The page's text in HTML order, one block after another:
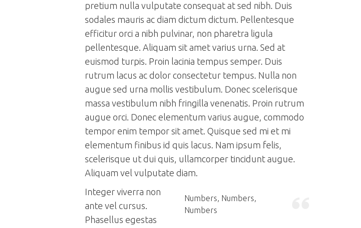
pretium nulla vulputate consequat at sed nibh. Duis
sodales mauris ac diam dictum dictum. Pellentesque
efficitur orci a nibh pulvinar, non pharetra ligula
pellentesque. Aliquam sit amet varius urna. Sed at
euismod turpis. Proin lacinia tempus semper. Duis
rutrum lacus ac dolor consectetur tempus. Nulla non
augue sed urna mollis vestibulum. Donec scelerisque
massa vestibulum nibh fringilla venenatis. Proin rutrum
augue orci. Donec elementum varius augue, commodo
tempor enim tempor sit amet. Quisque sed mi et mi
elementum finibus id quis lacus. Nam ipsum felis,
scelerisque ut dui quis, ullamcorper tincidunt augue.
Aliquam vel vulputate diam.
Numbers, Numbers,
Numbers
Integer viverra non
ante vel cursus.
Phasellus egestas